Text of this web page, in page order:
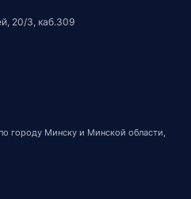
20/3, каб.309
городу Минску и Минской области,